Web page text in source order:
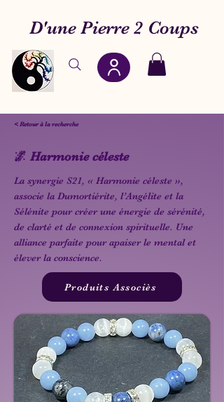
D'une Pierre 2 Coups
< Retour à la recherche
🌌 Harmonie céleste
La synergie S21, « Harmonie céleste »,
associe la Dumortiérite, l’Angélite et la
Sélénite pour créer une énergie de sérénité,
de clarté et de connexion spirituelle. Une
alliance parfaite pour apaiser le mental et
élever la conscience.
Produits Associès